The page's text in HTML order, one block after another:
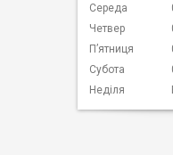
Середа
Четвер
Пʼятниця
Субота
Неділя